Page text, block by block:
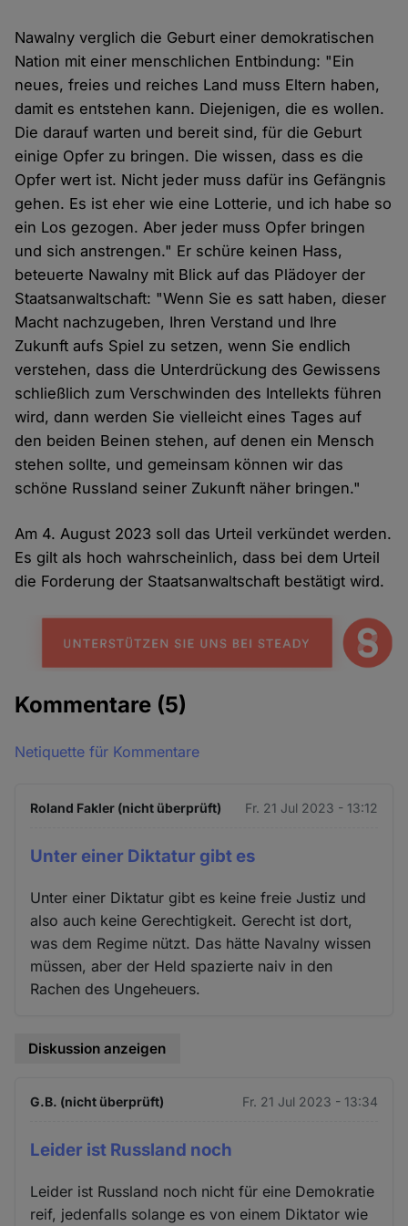
Nawalny verglich die Geburt einer demokratischen
Nation mit einer menschlichen Entbindung: "Ein
neues, freies und reiches Land muss Eltern haben,
damit es entstehen kann. Diejenigen, die es wollen.
Die darauf warten und bereit sind, für die Geburt
einige Opfer zu bringen. Die wissen, dass es die
Opfer wert ist. Nicht jeder muss dafür ins Gefängnis
gehen. Es ist eher wie eine Lotterie, und ich habe so
ein Los gezogen. Aber jeder muss Opfer bringen
und sich anstrengen." Er schüre keinen Hass,
beteuerte Nawalny mit Blick auf das Plädoyer der
Staatsanwaltschaft: "Wenn Sie es satt haben, dieser
Macht nachzugeben, Ihren Verstand und Ihre
Zukunft aufs Spiel zu setzen, wenn Sie endlich
verstehen, dass die Unterdrückung des Gewissens
schließlich zum Verschwinden des Intellekts führen
wird, dann werden Sie vielleicht eines Tages auf
den beiden Beinen stehen, auf denen ein Mensch
stehen sollte, und gemeinsam können wir das
schöne Russland seiner Zukunft näher bringen."
Am 4. August 2023 soll das Urteil verkündet werden.
Es gilt als hoch wahrscheinlich, dass bei dem Urteil
die Forderung der Staatsanwaltschaft bestätigt wird.
Kommentare (5)
Netiquette für Kommentare
Roland Fakler (nicht überprüft) Fr. 21 Jul 2023 - 13:12
Unter einer Diktatur gibt es
Unter einer Diktatur gibt es keine freie Justiz und
also auch keine Gerechtigkeit. Gerecht ist dort,
was dem Regime nützt. Das hätte Navalny wissen
müssen, aber der Held spazierte naiv in den
Rachen des Ungeheuers.
Diskussion anzeigen
G.B. (nicht überprüft) Fr. 21 Jul 2023 - 13:34
Leider ist Russland noch
Leider ist Russland noch nicht für eine Demokratie
reif, jedenfalls solange es von einem Diktator wie